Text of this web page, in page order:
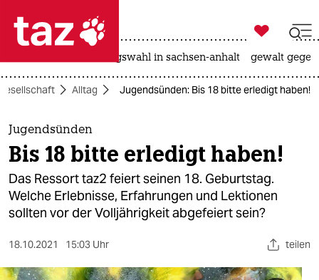
 taz zahl ich
taz zahl ich
themen
politik
öko

taz zahl ich
landtagswahl in sachsen-anhalt gewalt
Alltag Jugendsünden: Bis 18 bitte erledigt haben!
Jugendsünden
Bis 18 bitte erledigt haben!
Das Ressort taz2 feiert seinen 18. Geburtstag.
Welche Erlebnisse, Erfahrungen und Lektionen
sollten vor der Volljährigkeit abgefeiert sein?
18.10.2021 15:03 Uhr teilen